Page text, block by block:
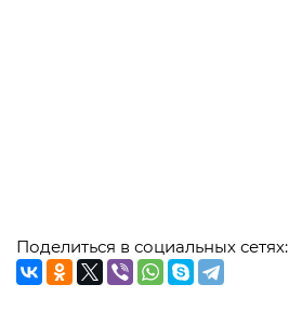
Поделиться в социальных сетях: